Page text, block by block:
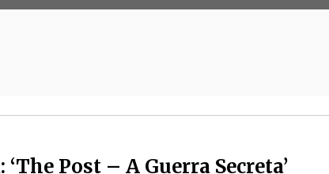
Post – A Guerra Secreta’